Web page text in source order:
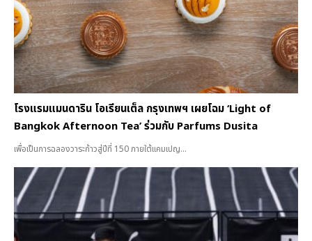
โรงแรมแมนดาริน โอเรียนเต็ล กรุงเทพฯ เผยโฉม ‘Light of
Bangkok Afternoon Tea’ ร่วมกับ Parfums Dusita
เพื่อเป็นการฉลองวาระก้าวสู่ปีที่ 150 ภายใต้แคมเปญ...